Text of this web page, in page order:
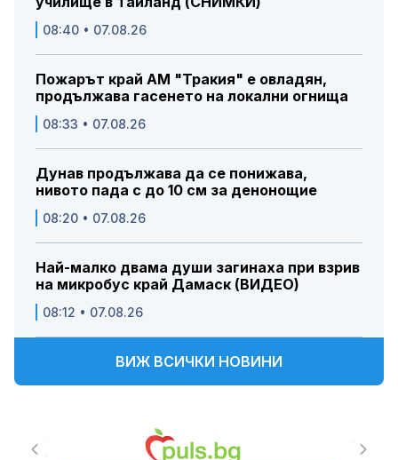
08:40 • 07.08.26
Пожарът край АМ "Тракия" е овладян,
продължава гасенето на локални огнища
08:33 • 07.08.26
Дунав продължава да се понижава,
нивото пада с до 10 см за денонощие
08:20 • 07.08.26
Най-малко двама души загинаха при взрив
на микробус край Дамаск (ВИДЕО)
08:12 • 07.08.26
ВИЖ ВСИЧКИ НОВИНИ